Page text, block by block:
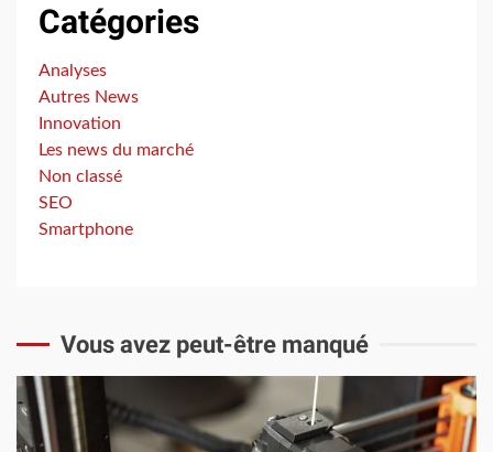
Catégories
Analyses
Autres News
Innovation
Les news du marché
Non classé
SEO
Smartphone
Vous avez peut-être manqué